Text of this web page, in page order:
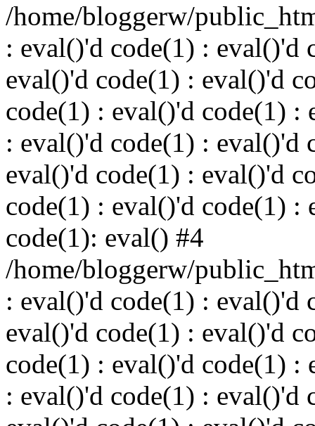
/home/bloggerw/
: eval()'d code(1) : eval()'d
eval()'d code(1) : eval()'d
code(1) : eval()'d code(1) :
: eval()'d code(1) : eval()'d
eval()'d code(1) : eval()'d
code(1) : eval()'d code(1) :
code(1): eval() #4
/home/bloggerw/
: eval()'d code(1) : eval()'d
eval()'d code(1) : eval()'d
code(1) : eval()'d code(1) :
: eval()'d code(1) : eval()'d